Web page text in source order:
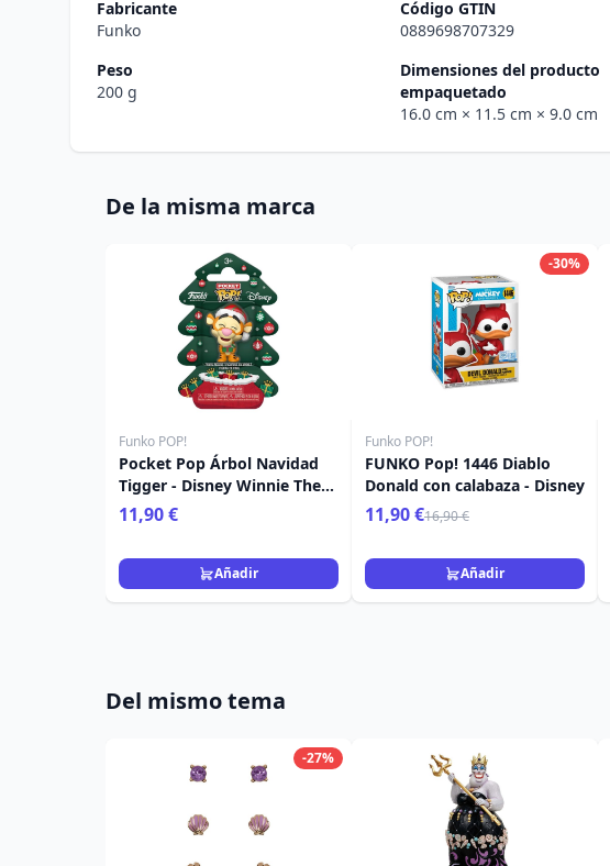
Fabricante
Funko
Código GTIN
0889698707329
Peso
200 g
Dimensiones del producto
empaquetado
16.0 cm × 11.5 cm × 9.0 cm
De la misma marca
Funko POP!
Pocket Pop Árbol Navidad
Tigger - Disney Winnie The
Pooh
11,90 €
Añadir
-30%
Funko POP!
FUNKO Pop! 1446 Diablo
Donald con calabaza - Disney
11,90 €16,90 €
Añadir
Del mismo tema
-27%